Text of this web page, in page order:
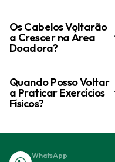
Os Cabelos Voltarão
a Crescer na Área
Doadora?
Quando Posso Voltar
a Praticar Exercícios
Físicos?
WhatsApp